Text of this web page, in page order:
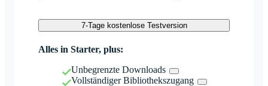
7-Tage kostenlose Testversion
Alles in Starter, plus:
Unbegrenzte Downloads
Vollständiger Bibliothekszugang